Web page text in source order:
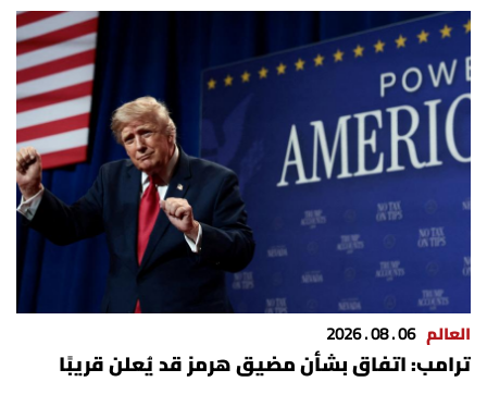
العالم 06 . 08 . 2026
ترامب: اتفاق بشأن مضيق هرمز قد يُعلن قريبًا